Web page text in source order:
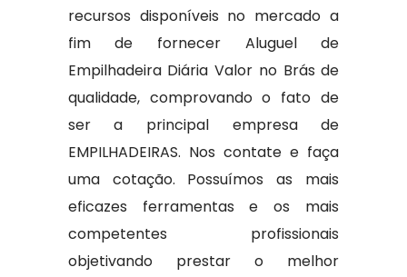
recursos disponíveis no mercado a
fim de fornecer Aluguel de
Empilhadeira Diária Valor no Brás de
qualidade, comprovando o fato de
ser a principal empresa de
EMPILHADEIRAS. Nos contate e faça
uma cotação. Possuímos as mais
eficazes ferramentas e os mais
competentes profissionais
objetivando prestar o melhor